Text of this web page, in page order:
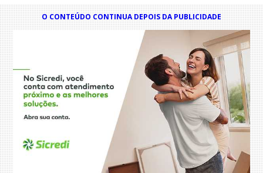
O CONTEÚDO CONTINUA DEPOIS DA PUBLICIDADE